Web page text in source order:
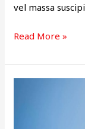
vel massa
Read More »